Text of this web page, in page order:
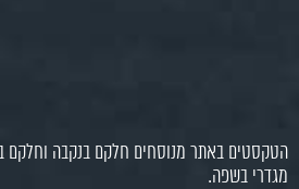
הטקסטים באתר מנוסחים חלקם בנקבה וחלקם
מגדרי בשפה.